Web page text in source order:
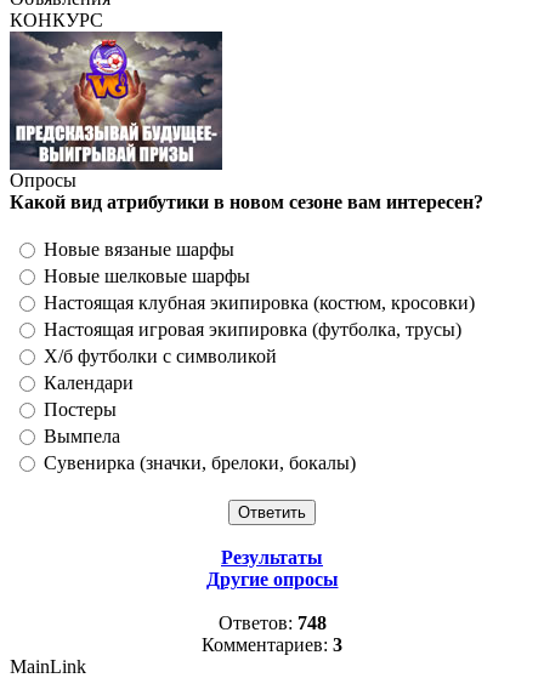
КОНКУРС
Опросы
Какой вид атрибутики в новом сезоне вам интересен?
Новые вязаные шарфы
Новые шелковые шарфы
Настоящая клубная экипировка (костюм, кросовки)
Настоящая игровая экипировка (футболка, трусы)
Х/б футболки с символикой
Календари
Постеры
Вымпела
Сувенирка (значки, брелоки, бокалы)
Результаты
Другие опросы
Ответов: 748
Комментариев: 3
MainLink